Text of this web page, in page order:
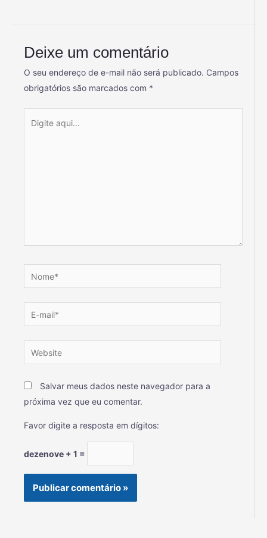
Deixe um comentário
O seu endereço de e-mail não será publicado. Campos
obrigatórios são marcados com *
Salvar meus dados neste navegador para a
próxima vez que eu comentar.
Favor digite a resposta em dígitos:
dezenove + 1 =